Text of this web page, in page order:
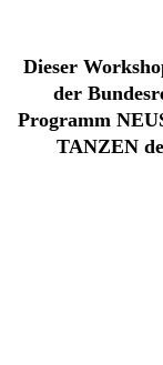
Dieser
der
Programm
TANZEN